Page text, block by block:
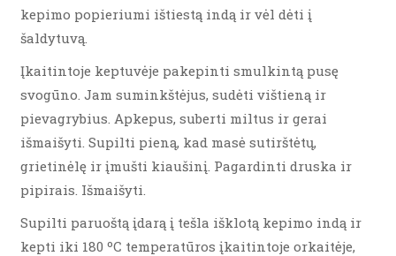
kepimo popieriumi ištiestą indą ir vėl dėti į
šaldytuvą.
Įkaitintoje keptuvėje pakepinti smulkintą pusę
svogūno. Jam suminkštėjus, sudėti vištieną ir
pievagrybius. Apkepus, suberti miltus ir gerai
išmaišyti. Supilti pieną, kad masė sutirštėtų,
grietinėlę ir įmušti kiaušinį. Pagardinti druska ir
pipirais. Išmaišyti.
Supilti paruoštą įdarą į tešla išklotą kepimo indą ir
kepti iki 180 ºC temperatūros įkaitintoje orkaitėje,